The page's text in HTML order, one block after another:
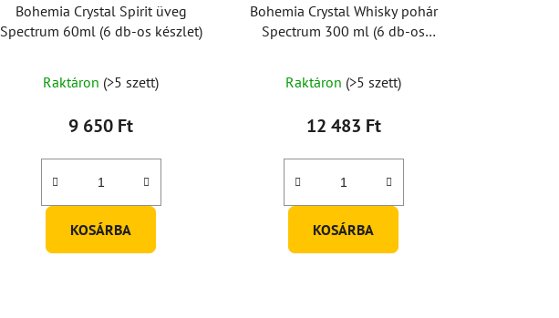
Bohemia Crystal Spirit üveg
Spectrum 60ml (6 db-os készlet)
termék
átlagos
5-
ből
csillag.
Raktáron (>5 szett)
9 650 Ft
KOSÁRBA
Bohemia Crystal Whisky pohár
Spectrum 300 ml (6 db-os
Raktáron (>5 szett)
12 483 Ft
KOSÁRBA